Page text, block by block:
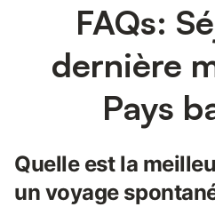
FAQs:
dernière
Pays
Quelle est la
un voyage